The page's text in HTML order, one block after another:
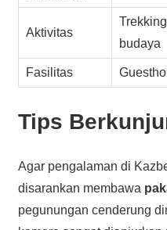
Aktivitas
budaya
Fasilitas
Tips
Agar pengalaman di
disarankan membawa
pegunungan cenderung